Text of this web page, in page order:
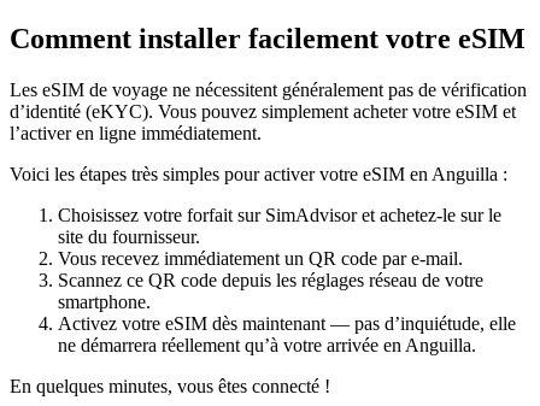
Comment installer facilement votre eSIM
Les eSIM de voyage ne nécessitent généralement pas de vérification
d’identité (eKYC). Vous pouvez simplement acheter votre eSIM et
l’activer en ligne immédiatement.
Voici les étapes très simples pour activer votre eSIM en Anguilla :
Choisissez votre forfait sur SimAdvisor et achetez-le sur le
site du fournisseur.
Vous recevez immédiatement un QR code par e-mail.
Scannez ce QR code depuis les réglages réseau de votre
smartphone.
Activez votre eSIM dès maintenant — pas d’inquiétude, elle
ne démarrera réellement qu’à votre arrivée en Anguilla.
En quelques minutes, vous êtes connecté !